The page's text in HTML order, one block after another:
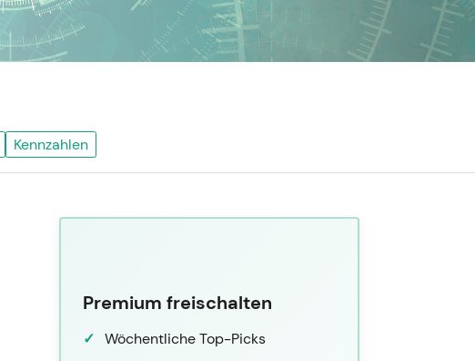
Kennzahlen
Premium freischalten
Wöchentliche Top-Picks